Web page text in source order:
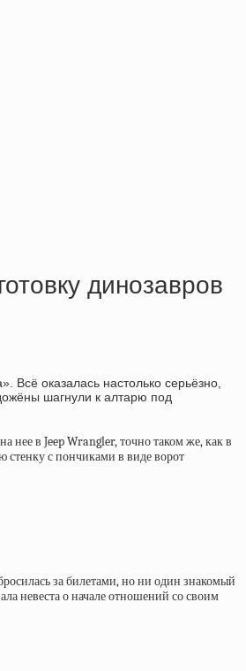
динозавров
оказалась настолько серьёзно,
шагнули к алтарю под
нее в Jeep Wrangler, точно таком же, как в
стенку с пончиками в виде ворот
за билетами, но ни один знакомый
невеста о начале отношений со своим